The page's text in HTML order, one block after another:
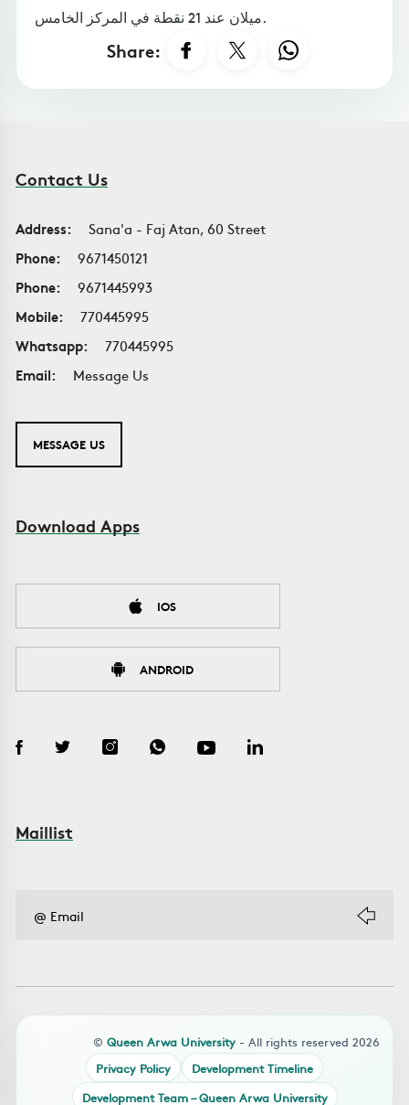
ميلان عند 21 نقطة في المركز الخامس.
Share:
Contact Us
Address:
Sana'a - Faj Atan, 60 Street
Phone:
9671450121
Phone:
9671445993
Mobile:
770445995
Whatsapp:
770445995
Email:
Message Us
MESSAGE US
Download Apps
IOS
ANDROID
Maillist
© Queen Arwa University - All rights reserved 2026
Privacy Policy
Development Timeline
Development Team – Queen Arwa University